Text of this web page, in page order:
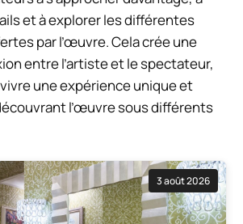
et à explorer les différentes
par l’œuvre. Cela crée une
entre l’artiste et le spectateur,
une expérience unique et
l’œuvre sous différents
3 août 2026